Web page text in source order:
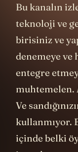
Bu kanalın
teknoloji ve
birisiniz ve
denemeye ve
entegre
muhtemelen.
Ve
kullanmıyor.
içinde belki